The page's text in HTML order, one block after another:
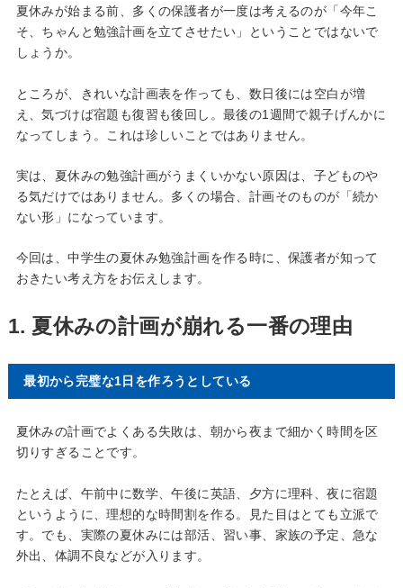
夏休みが始まる前、多くの保護者が一度は考えるのが「今年こ
そ、ちゃんと勉強計画を立てさせたい」ということではないで
しょうか。
ところが、きれいな計画表を作っても、数日後には空白が増
え、気づけば宿題も復習も後回し。最後の1週間で親子げんかに
なってしまう。これは珍しいことではありません。
実は、夏休みの勉強計画がうまくいかない原因は、子どものや
る気だけではありません。多くの場合、計画そのものが「続か
ない形」になっています。
今回は、中学生の夏休み勉強計画を作る時に、保護者が知って
おきたい考え方をお伝えします。
1. 夏休みの計画が崩れる一番の理由
最初から完璧な1日を作ろうとしている
夏休みの計画でよくある失敗は、朝から夜まで細かく時間を区
切りすぎることです。
たとえば、午前中に数学、午後に英語、夕方に理科、夜に宿題
というように、理想的な時間割を作る。見た目はとても立派で
す。でも、実際の夏休みには部活、習い事、家族の予定、急な
外出、体調不良などが入ります。